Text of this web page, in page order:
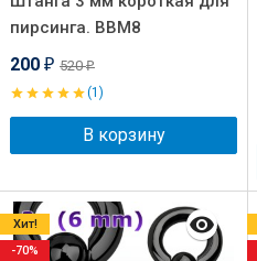
пирсинга. BBM8
200 ₽ 520₽
(1)
В корзину
Хит!
-70%